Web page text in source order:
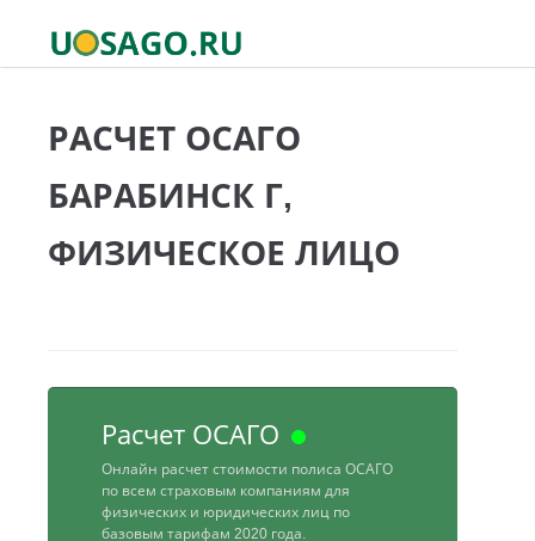
РАСЧЕТ ОСАГО
БАРАБИНСК Г,
ФИЗИЧЕСКОЕ ЛИЦО
Расчет ОСАГО
Онлайн расчет стоимости полиса ОСАГО
по всем страховым компаниям для
физических и юридических лиц по
базовым тарифам 2020 года.